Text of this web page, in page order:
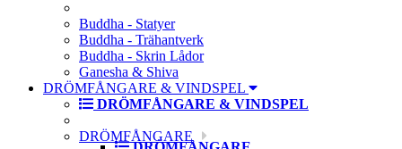
Buddha - Statyer
Buddha - Trähantverk
Buddha - Skrin Lådor
Ganesha & Shiva
DRÖMFÅNGARE & VINDSPEL
DRÖMFÅNGARE & VINDSPEL
DRÖMFÅNGARE